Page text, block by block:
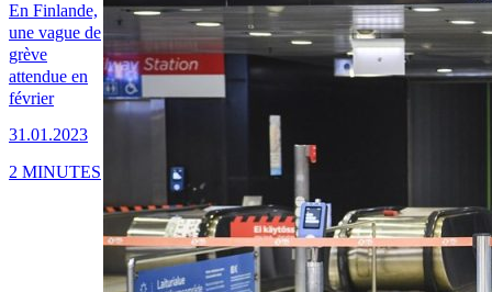
En Finlande,
une vague de
grève
attendue en
février
31.01.2023
2 MINUTES